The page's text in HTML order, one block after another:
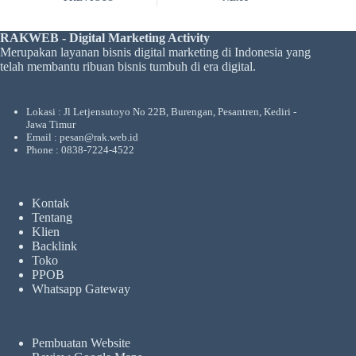
RAKWEB - Digital Marketing Activity
Merupakan layanan bisnis digital marketing di Indonesia yang
telah membantu ribuan bisnis tumbuh di era digital.
Lokasi : Jl Letjensutoyo No 22B, Burengan, Pesantren, Kediri -
Jawa Timur
Email : pesan@rak.web.id
Phone : 0838-7224-4522
Kontak
Tentang
Klien
Backlink
Toko
PPOB
Whatsapp Gateway
Pembuatan Website